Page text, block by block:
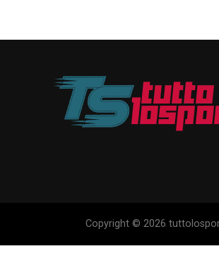
Copyright © 2026